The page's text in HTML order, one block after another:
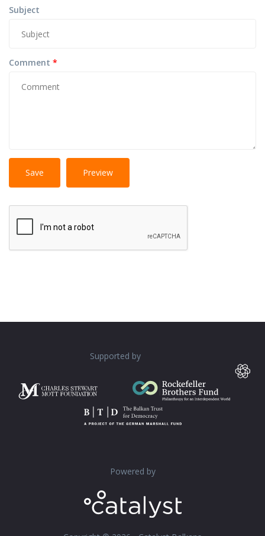
Subject
Comment *
More information about text formats
tags allowed.
links automatically.
Supported by
Powered by